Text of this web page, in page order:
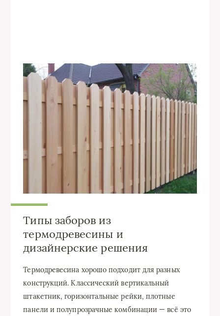
Типы заборов из
термодревесины и
дизайнерские решения
Термодревесина хорошо подходит для разных
конструкций. Классический вертикальный
штакетник, горизонтальные рейки, плотные
панели и полупрозрачные комбинации — всё это